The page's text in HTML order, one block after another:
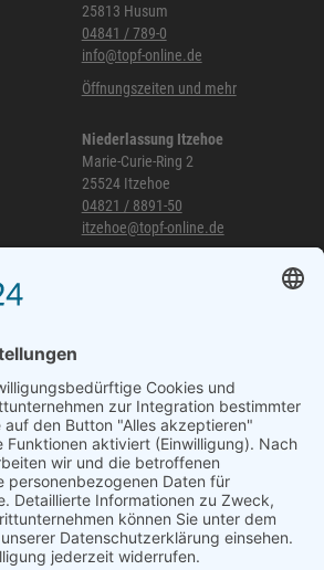
25813 Husum
04841 / 789-0
info@topf-online.de
Öffnungszeiten und mehr
Niederlassung Itzehoe
Marie-Curie-Ring 2
25524 Itzehoe
04821 / 8891-50
itzehoe@topf-online.de
040 / 21 04 04 04-04
glinde@topf-online.de
Öffnungszeiten und mehr